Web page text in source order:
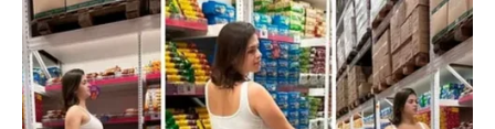
gradili postojani. I da se polako, ali sigurno, stvari slažu u
vašu korist.
BLIZANCI